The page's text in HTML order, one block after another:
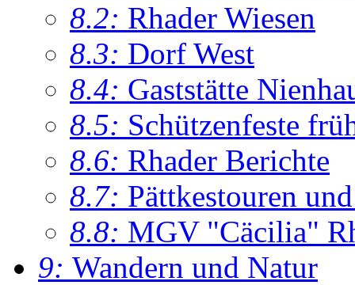
8.2: Rhader Wiesen
8.3: Dorf West
8.4: Gaststätte
8.5: Schützenfeste
8.6: Rhader Berichte
8.7: Pättkestouren
8.8: MGV "Cäcilia"
9: Wandern und Natur